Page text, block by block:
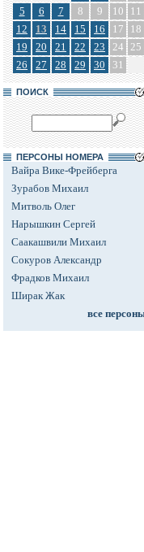
5
6 7 8 9 10
11
12
13 14 15 16 17
18
19
20 21 22 23 24 25
26
27 28 29 30 31
ПОИСК
ПЕРСОНЫ НОМЕРА
Вайра Вике-Фрейберга
Зурабов Михаил
Митволь Олег
Нарышкин Сергей
Саакашвили Михаил
Сокуров Александр
Фрадков Михаил
Ширак Жак
все